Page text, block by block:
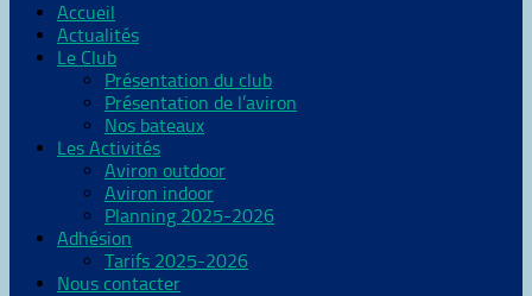
Accueil
Actualités
Le Club
Présentation du club
Présentation de l’aviron
Nos bateaux
Les Activités
Aviron outdoor
Aviron indoor
Planning 2025-2026
Adhésion
Tarifs 2025-2026
Nous contacter